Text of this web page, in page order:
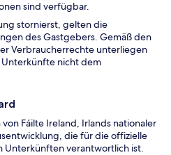
sind verfügbar.
stornierst, gelten die
des Gastgebers. Gemäß den
Verbraucherrechte unterliegen
nicht dem
Fáilte Ireland, Irlands nationaler
die für die offizielle
Unterkünften verantwortlich ist.